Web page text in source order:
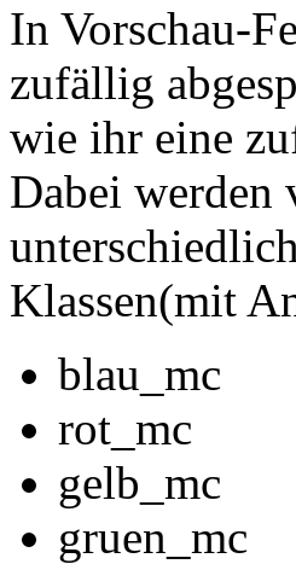
In Vorschau-
zufällig
wie ihr eine
Dabei werden
Klassen(mit
blau_mc
rot_mc
gelb_mc
gruen_mc